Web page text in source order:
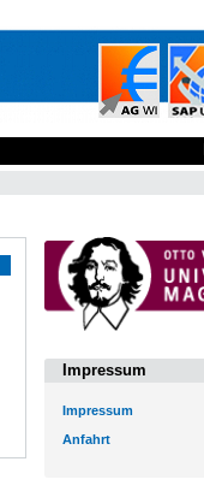
Impressum
Impressum
Anfahrt